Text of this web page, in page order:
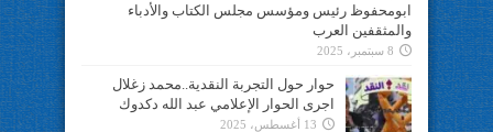
ابومحفوظ رئيس ومؤسس مجلس الكتاب والأدباء
والمثقفين العرب
8 سبتمبر، 2025
حوار حول التجربة النقدية..محمد زغلال
اجرى الحوار الإعلامي عبد الله دكدوك
13 أغسطس، 2025